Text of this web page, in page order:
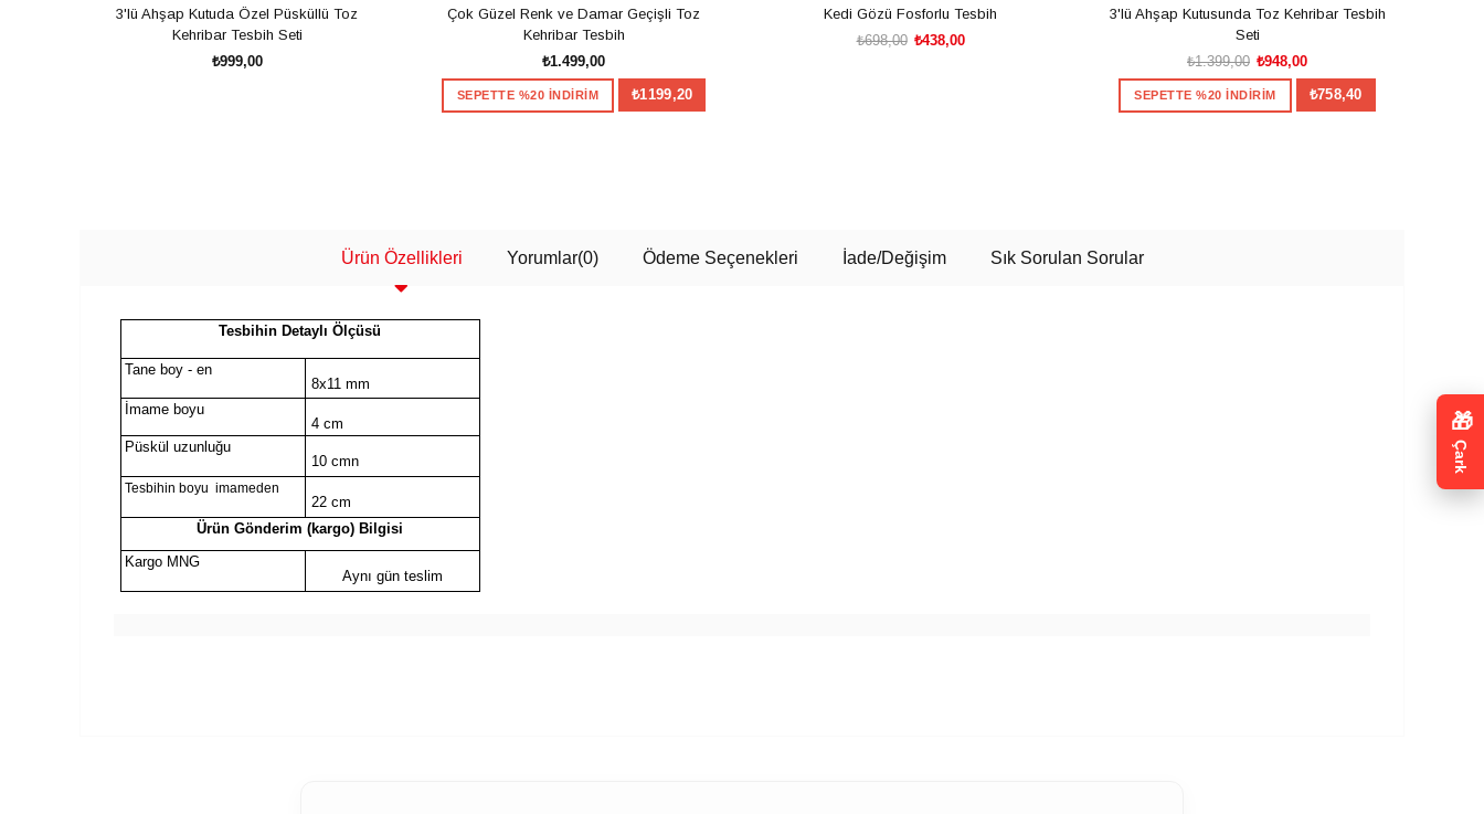
3'lü Ahşap Kutuda Özel Püsküllü Toz
Kehribar Tesbih Seti
₺999,00
Çok Güzel Renk ve Damar Geçişli Toz
Kehribar Tesbih
₺1.499,00
SEPETTE %20 İNDİRİM ₺1199,20
Kedi Gözü Fosforlu Tesbih
₺438,00
₺698,00
3'lü Ahşap Kutusunda Toz Kehribar Tesbih
Seti
₺948,00
₺1.399,00
SEPETTE %20 İNDİRİM ₺758,40
Ürün Özellikleri Yorumlar(0) Ödeme Seçenekleri İade/Değişim Sık Sorulan Sorular
Tesbihin Detaylı Ölçüsü
Tane boy - en
8x11 mm
İmame boyu
4 cm
Püskül uzunluğu
10 cmn
Tesbihin boyu imameden
22 cm
Ürün Gönderim (kargo) Bilgisi
Kargo MNG
Aynı gün teslim
Hediye Andız
Teşekkürler
Çarkı çevirin, alışverişinize özel indirim veya hediye